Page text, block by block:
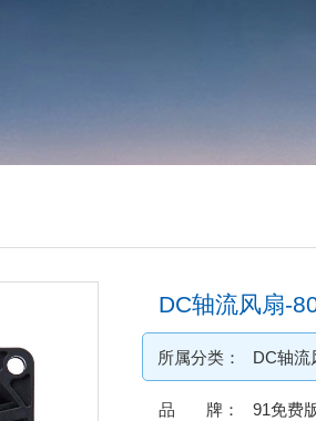
DC轴流风扇-
所属分类： DC轴流
品 牌：
91免费